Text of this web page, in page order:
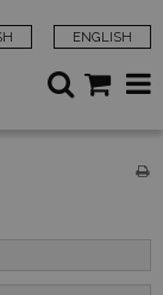
ENGLISH